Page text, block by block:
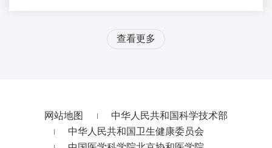
查看更多
网站地图
中华人民共和国科学技术部
中华人民共和国卫生健康委员会